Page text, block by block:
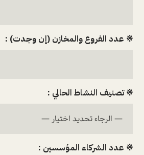
※ عدد الفروع والمخازن (إن وجدت) :
※ تصنيف النشاط الحالي :
※ عدد الشركاء المؤسسين :